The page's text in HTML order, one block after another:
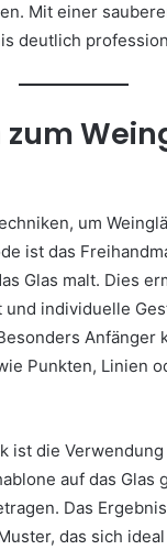
Mit einer
deutlich
zum
um
ist das
Glas malt. Dies
und individuelle
Anfänger
Punkten, Linien
ist die
auf das Glas
Das
das sich